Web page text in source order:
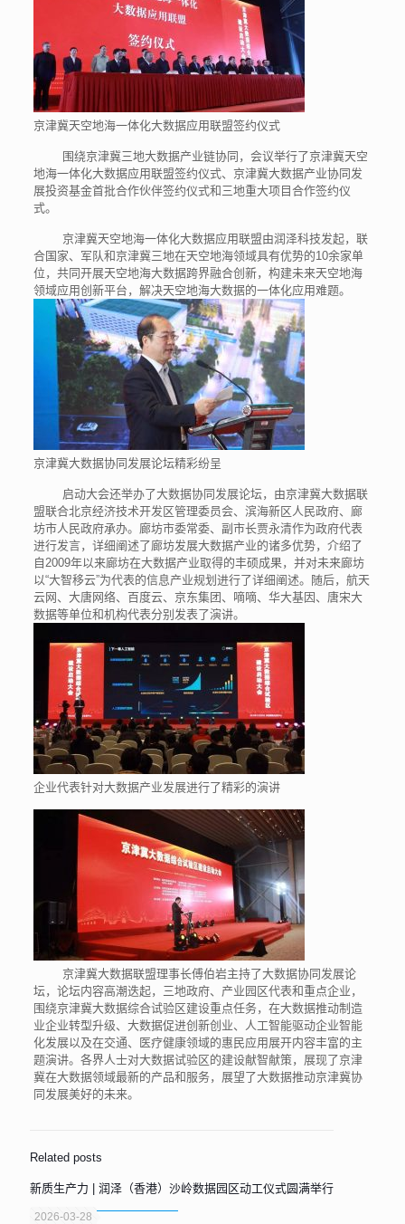
京津冀天空地海一体化大数据应用联盟签约仪式
围绕京津冀三地大数据产业链协同，会议举行了京津冀天空
地海一体化大数据应用联盟签约仪式、京津冀大数据产业协同发
展投资基金首批合作伙伴签约仪式和三地重大项目合作签约仪
式。
京津冀天空地海一体化大数据应用联盟由润泽科技发起，联
合国家、军队和京津冀三地在天空地海领域具有优势的10余家单
位，共同开展天空地海大数据跨界融合创新，构建未来天空地海
领域应用创新平台，解决天空地海大数据的一体化应用难题。
京津冀大数据协同发展论坛精彩纷呈
启动大会还举办了大数据协同发展论坛，由京津冀大数据联
盟联合北京经济技术开发区管理委员会、滨海新区人民政府、廊
坊市人民政府承办。廊坊市委常委、副市长贾永清作为政府代表
进行发言，详细阐述了廊坊发展大数据产业的诸多优势，介绍了
自2009年以来廊坊在大数据产业取得的丰硕成果，并对未来廊坊
以“大智移云”为代表的信息产业规划进行了详细阐述。随后，航天
云网、大唐网络、百度云、京东集团、嘀嘀、华大基因、唐宋大
数据等单位和机构代表分别发表了演讲。
企业代表针对大数据产业发展进行了精彩的演讲
京津冀大数据联盟理事长傅伯岩主持了大数据协同发展论
坛，论坛内容高潮迭起，三地政府、产业园区代表和重点企业，
围绕京津冀大数据综合试验区建设重点任务，在大数据推动制造
业企业转型升级、大数据促进创新创业、人工智能驱动企业智能
化发展以及在交通、医疗健康领域的惠民应用展开内容丰富的主
题演讲。各界人士对大数据试验区的建设献智献策，展现了京津
冀在大数据领域最新的产品和服务，展望了大数据推动京津冀协
同发展美好的未来。
Related posts
2026-03-28
新质生产力 | 润泽（香港）沙岭数据园区动工仪式圆满举行